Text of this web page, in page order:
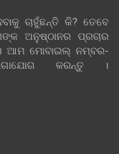
ଚାହୁଁଛନ୍ତି କି? ତେବେ
ଅନୁଷ୍ଠାନର ପ୍ରଚାର
ଆମ ମୋବାଇଲ୍ ନମ୍ବର-
କରନ୍ତୁ ।